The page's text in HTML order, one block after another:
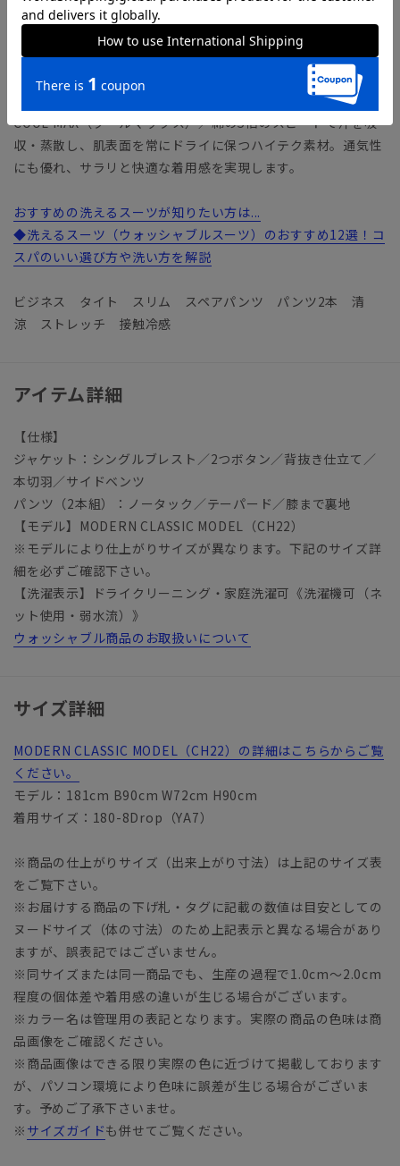
る2WAYストレッチやウォッシャブル性も備えた、機能も盛り
だくさんなファブリックです。
【機能】
ウォッシャブル／汚れてもご家庭で簡単にお洗濯が可能です。
COOL MAX（クールマックス）／綿の5倍のスピードで汗を吸
収・蒸散し、肌表面を常にドライに保つハイテク素材。通気性
にも優れ、サラリと快適な着用感を実現します。
おすすめの洗えるスーツが知りたい方は...
◆洗えるスーツ（ウォッシャブルスーツ）のおすすめ12選！コ
スパのいい選び方や洗い方を解説
ビジネス タイト スリム スペアパンツ パンツ2本 清
涼 ストレッチ 接触冷感
アイテム詳細
【仕様】
ジャケット：シングルブレスト／2つボタン／背抜き仕立て／
本切羽／サイドベンツ
パンツ（2本組）：ノータック／テーパード／膝まで裏地
【モデル】MODERN CLASSIC MODEL（CH22）
※モデルにより仕上がりサイズが異なります。下記のサイズ詳
細を必ずご確認下さい。
【洗濯表示】ドライクリーニング・家庭洗濯可《洗濯機可（ネ
ット使用・弱水流）》
ウォッシャブル商品のお取扱いについて
サイズ詳細
MODERN CLASSIC MODEL（CH22）の詳細はこちらからご覧
ください。
モデル：181cm B90cm W72cm H90cm
着用サイズ：180-8Drop（YA7）
※商品の仕上がりサイズ（出来上がり寸法）は上記のサイズ表
をご覧下さい。
※お届けする商品の下げ札・タグに記載の数値は目安としての
ヌードサイズ（体の寸法）のため上記表示と異なる場合があり
ますが、誤表記ではございません。
※同サイズまたは同一商品でも、生産の過程で1.0cm～2.0cm
程度の個体差や着用感の違いが生じる場合がございます。
※カラー名は管理用の表記となります。実際の商品の色味は商
品画像をご確認ください。
※商品画像はできる限り実際の色に近づけて掲載しております
が、パソコン環境により色味に誤差が生じる場合がございま
す。予めご了承下さいませ。
※ サイズガイドも併せてご覧ください。